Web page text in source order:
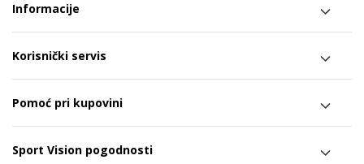
Informacije
Korisnički servis
Pomoć pri kupovini
Sport Vision pogodnosti